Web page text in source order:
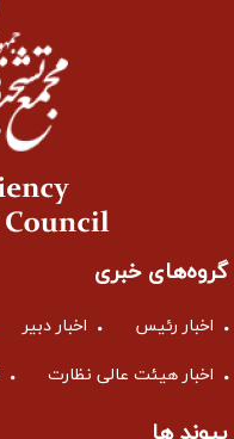
گروه‌های خبری
اخبار رئیس اخبار دبیر
اخبار هیئت عالی نظارت